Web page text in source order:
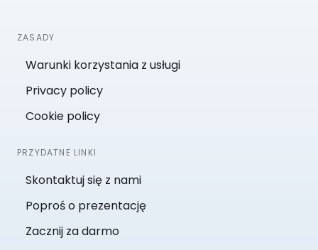
ZASADY
Warunki korzystania z usługi
Privacy policy
Cookie policy
PRZYDATNE LINKI
Skontaktuj się z nami
Poproś o prezentację
Zacznij za darmo